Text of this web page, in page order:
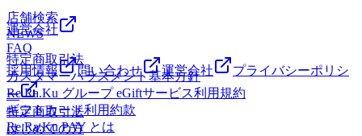
438-1ルミネ藤沢4F
運営会社
特定商取引法
カスタマーハラスメント基本方針
Re.Ra.Ku グループ eGiftサービス利用規約
ギフトカード利用約款
Re.Ra.Ku PAY とは
店舗検索
NEWS
FAQ
採用情報
問い合わせ 運営会社
プライバシーポリシ
ー
特定商取引法
はじめての方